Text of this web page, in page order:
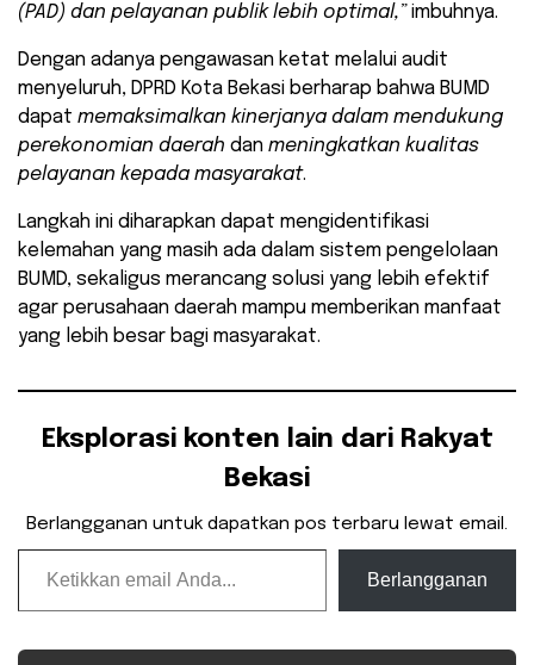
(PAD) dan pelayanan publik lebih optimal,”imbuhnya.
Dengan adanya pengawasan ketat melalui audit
menyeluruh, DPRD Kota Bekasi berharap bahwa BUMD
dapat memaksimalkan kinerjanya dalam mendukung
perekonomian daerah dan meningkatkan kualitas
pelayanan kepada masyarakat.
Langkah ini diharapkan dapat mengidentifikasi
kelemahan yang masih ada dalam sistem pengelolaan
BUMD, sekaligus merancang solusi yang lebih efektif
agar perusahaan daerah mampu memberikan manfaat
yang lebih besar bagi masyarakat.
Eksplorasi konten lain dari Rakyat
Bekasi
Berlangganan untuk dapatkan pos terbaru lewat email.
Ketikkan email Anda...
Berlangganan